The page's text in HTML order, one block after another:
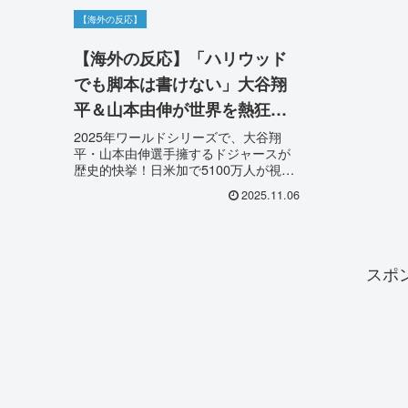
【海外の反応】
【海外の反応】「ハリウッド
でも脚本は書けない」大谷翔
平＆山本由伸が世界を熱狂さ
せたワールドシリーズ！34年
ぶり視聴率記録更新に世界が
2025年ワールドシリーズで、大谷翔
平・山本由伸選手擁するドジャースが
歴史的快挙！日米加で5100万人が視聴
合展開と感動の結末に寄せられた海外
2025.11.06
スポ